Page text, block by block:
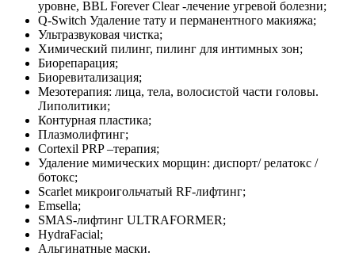
уровне, BBL Forever Clear -лечение угревой болезни;
Q-Switch Удаление тату и перманентного макияжа;
Ультразвуковая чистка;
Химический пилинг, пилинг для интимных зон;
Биорепарация;
Биоревитализация;
Мезотерапия: лица, тела, волосистой части головы.
Липолитики;
Контурная пластика;
Плазмолифтинг;
Cortexil PRP –терапия;
Удаление мимических морщин: диспорт/ релатокс /
ботокс;
Scarlet микроигольчатый RF-лифтинг;
Emsella;
SMAS-лифтинг ULTRAFORMER;
HydraFacial;
Альгинатные маски.